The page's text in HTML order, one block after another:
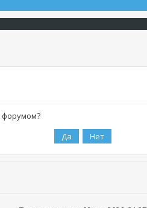
форумом?